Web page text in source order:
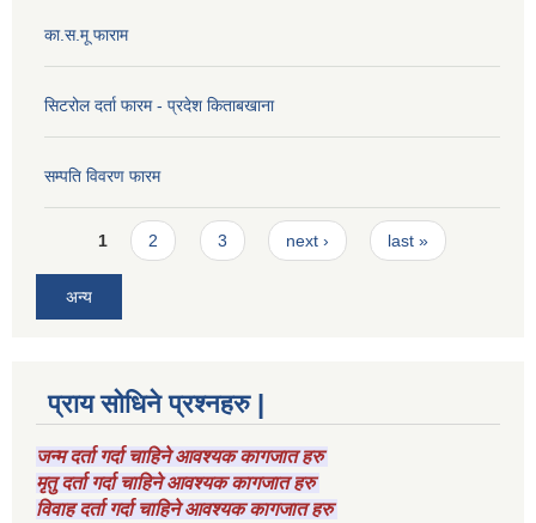
का.स.मू फाराम
सिटरोल दर्ता फारम - प्रदेश किताबखाना
सम्पति विवरण फारम
Pages
1 2 3 next › last »
अन्य
प्राय सोधिने प्रश्नहरु |
जन्म दर्ता गर्दा चाहिने आवश्यक कागजात हरु
मृतु दर्ता गर्दा चाहिने आवश्यक कागजात हरु
विवाह दर्ता गर्दा चाहिने आवश्यक कागजात हरु